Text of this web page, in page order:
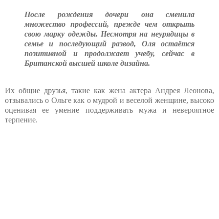
После рождения дочери она сменила
множество профессий, прежде чем открыть
свою марку одежды. Несмотря на неурядицы в
семье и последующий развод, Оля остаётся
позитивной и продолжает учебу, сейчас в
Британской высшей школе дизайна.
Их общие друзья, такие как жена актера Андрея Леонова,
отзывались о Ольге как о мудрой и веселой женщине, высоко
оценивая ее умение поддерживать мужа и невероятное
терпение.